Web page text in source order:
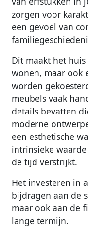
zorgen voor
een gevoel van
Dit maakt het
wonen, maar ook
worden
meubels vaak
details bevatten
moderne
een esthetische
intrinsieke
de tijd verstrijkt.
Het investeren in
bijdragen aan de
maar ook aan de
lange termijn.